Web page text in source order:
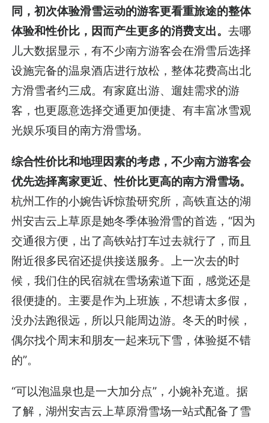
同，初次体验滑雪运动的游客更看重旅途的整体
体验和性价比，因而产生更多的消费支出。去哪
儿大数据显示，有不少南方游客会在滑雪后选择
设施完备的温泉酒店进行放松，整体花费高出北
方滑雪者约三成。有家庭出游、遛娃需求的游
客，也更愿意选择交通更加便捷、有丰富冰雪观
光娱乐项目的南方滑雪场。
综合性价比和地理因素的考虑，不少南方游客会
优先选择离家更近、性价比更高的南方滑雪场。
杭州工作的小婉告诉惊蛰研究所，高铁直达的湖
州安吉云上草原是她冬季体验滑雪的首选，“因为
交通很方便，出了高铁站打车过去就行了，而且
附近很多民宿还提供接送服务。上一次去的时
候，我们住的民宿就在雪场索道下面，感觉还是
很便捷的。主要是作为上班族，不想请太多假，
没办法跑很远，所以只能周边游。冬天的时候，
偶尔找个周末和朋友一起来玩下雪，体验挺不错
的”。
“可以泡温泉也是一大加分点”，小婉补充道。据
了解，湖州安吉云上草原滑雪场一站式配备了雪